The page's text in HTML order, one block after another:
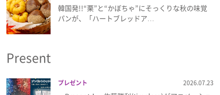
韓国発!!“栗”と“かぼちゃ”にそっくりな秋の味覚
パンが、「ハートブレッドア…
Present
プレゼント 2026.07.23